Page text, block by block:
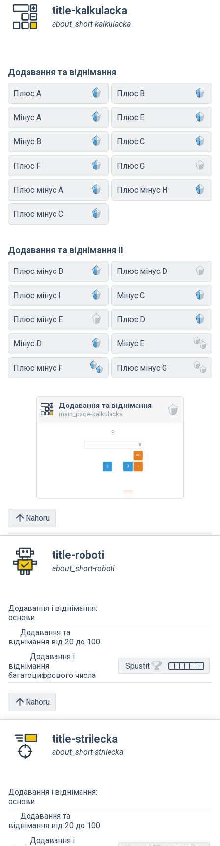
title-kalkulacka
about_short-kalkulacka
Додавання та віднімання
Плюс A Плюс B
Мінус A Плюс E
Мінус B Плюс C
Плюс F Плюс G
Плюс мінус A Плюс мінус H
Плюс мінус C
Додавання та віднімання II
Плюс мінус B Плюс мінус D
Плюс мінус I Мінус C
Плюс мінус E Плюс D
Мінус D Мінус E
Плюс мінус F Плюс мінус G
Додавання та віднімання
main_page-kalkulacka
Nahoru
title-roboti
about_short-roboti
Додавання і віднімання:
основи
Додавання та
віднімання від 20 до 100
Додавання і
віднімання
багатоцифрового числа
Spustit
Nahoru
title-strilecka
about_short-strilecka
Додавання і віднімання:
основи
Додавання та
віднімання від 20 до 100
Додавання і